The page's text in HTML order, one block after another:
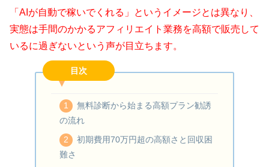
「AIが自動で稼いでくれる」というイメージとは異なり、
実態は手間のかかるアフィリエイト業務を高額で販売して
いるに過ぎないという声が目立ちます。
目次
無料診断から始まる高額プラン勧誘
の流れ
初期費用70万円超の高額さと回収困
難さ